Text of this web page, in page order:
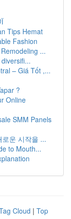
Tips Hemat
Fashion
...
– Giá Tốt ,...
?
Online
SMM Panels
운 시작을 ...
to Mouth...
Cloud | Top